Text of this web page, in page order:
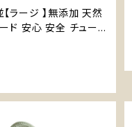
ラージ 】無添加 天然
ド 安心 安全 チュート
もちゃ 大型犬